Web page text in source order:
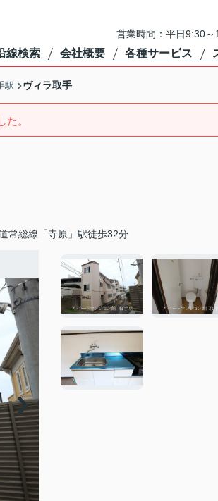
営業時間：平日9:30
線検索 会社概要 各種サービス
駅 ヴィラ取手
。
常総線「寺原」駅徒歩32分